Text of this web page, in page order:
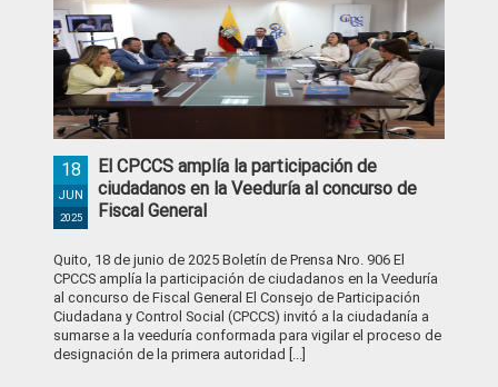
El CPCCS amplía la participación de
ciudadanos en la Veeduría al concurso de
Fiscal General
18
JUN
2025
Quito, 18 de junio de 2025 Boletín de Prensa Nro. 906 El
CPCCS amplía la participación de ciudadanos en la Veeduría
al concurso de Fiscal General El Consejo de Participación
Ciudadana y Control Social (CPCCS) invitó a la ciudadanía a
sumarse a la veeduría conformada para vigilar el proceso de
designación de la primera autoridad [...]